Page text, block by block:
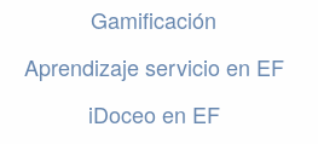
Gamificación
Aprendizaje servicio en EF
iDoceo en EF